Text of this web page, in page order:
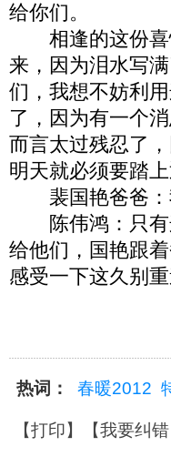
给你们。
相逢的这份喜
来，因为泪水写
们，我想不妨利
了，因为有一个
而言太过残忍了
明天就必须要踏
裴国艳爸爸：
陈伟鸿：只有
给他们，国艳跟
感受一下这久别重
热词： 春暖2012
【打印】【我要纠错